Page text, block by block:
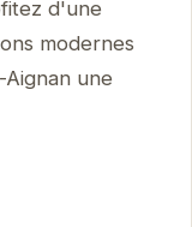
d'une
modernes
une